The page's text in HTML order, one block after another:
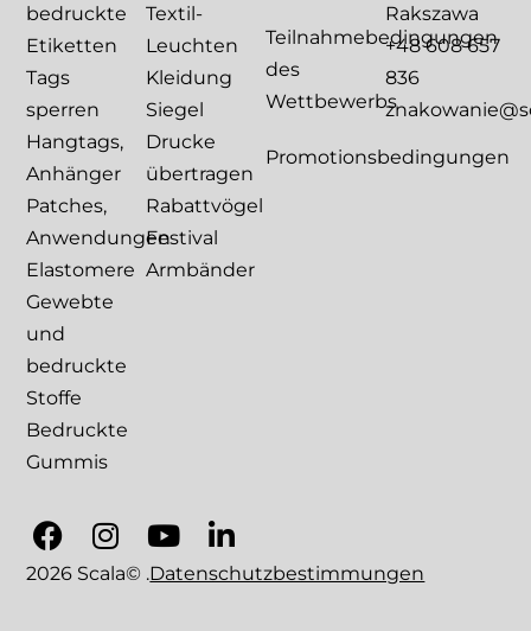
bedruckte
Etiketten
Tags
sperren
Hangtags,
Anhänger
Patches,
Anwendungen
Elastomere
Gewebte
und
bedruckte
Stoffe
Bedruckte
Gummis
Textil-
Leuchten
Kleidung
Siegel
Drucke
übertragen
Rabattvögel
Festival
Armbänder
Teilnahmebedingungen
des
Wettbewerbs
Promotionsbedingungen
Rakszawa
+48 608 657
836
2026 Scala© .Datenschutzbestimmungen